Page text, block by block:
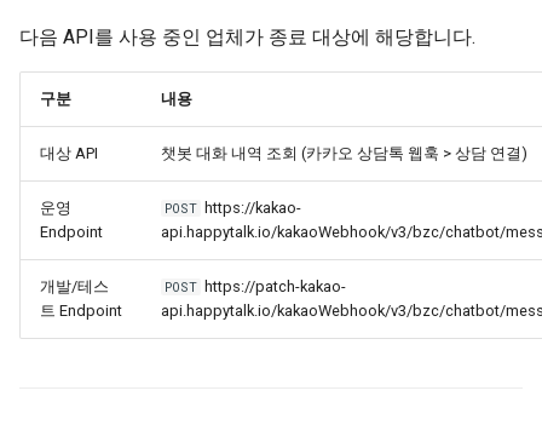
다음 API를 사용 중인 업체가 종료 대상에 해당합니다.
구분 내용
대상 API 챗봇 대화 내역 조회 (카카오 상담톡 웹훅 > 상담 연결)
운영
Endpoint
POST https://kakao-
api.happytalk.io/kakaoWebhook/v3/bzc/chatbot/
개발/테스
트 Endpoint
POST https://patch-kakao-
api.happytalk.io/kakaoWebhook/v3/bzc/chatbot/